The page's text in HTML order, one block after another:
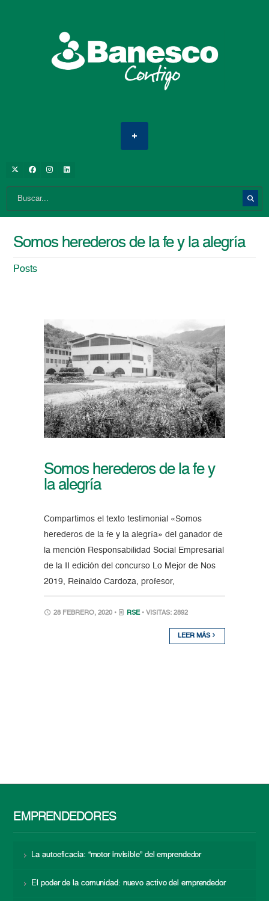
Somos herederos de la fe y la alegría
Posts
Somos herederos de la fe y
la alegría
Compartimos el texto testimonial «Somos
herederos de la fe y la alegría» del ganador de
la mención Responsabilidad Social Empresarial
de la II edición del concurso Lo Mejor de Nos
2019, Reinaldo Cardoza, profesor,
28 FEBRERO, 2020 • RSE • VISITAS: 2892
LEER MÁS
EMPRENDEDORES
La autoeficacia: “motor invisible” del emprendedor
El poder de la comunidad: nuevo activo del emprendedor